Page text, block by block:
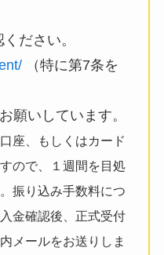
ださい。
（特に第7条を
願いしています。
座、もしくはカード
ので、１週間を目処
振り込み手数料につ
金確認後、正式受付
メールをお送りしま